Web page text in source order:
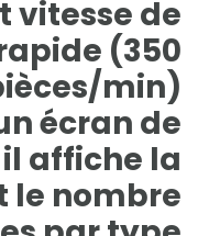
vitesse de
(350
min).
écran de
affiche la
le nombre